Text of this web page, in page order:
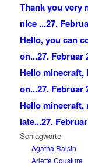
Thank you very
nice ...27.
Hello, you can
on...27. Februar
Hello minecraft,
on...27. Februar
Hello minecraft,
late...27.
Schlagworte
Agatha Raisin
Arlette Cousture